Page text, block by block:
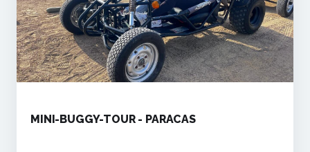
MINI-BUGGY-TOUR - PARACAS